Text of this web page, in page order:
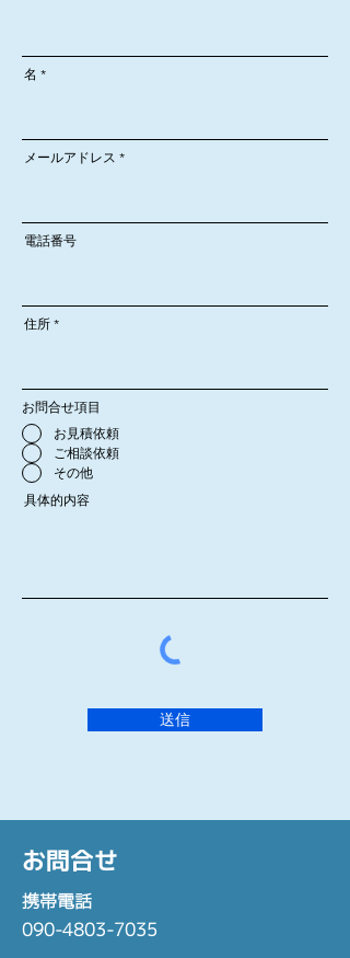
名
メールアドレス
電話番号
住所
お問合せ項目
お見積依頼
ご相談依頼
その他
具体的内容
送信
お問合せ
​携帯電話
090-4803-7035